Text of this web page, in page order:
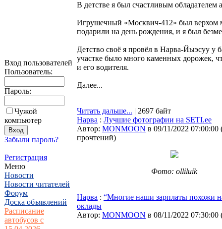
Вход пользователей
Пользователь:
Пароль:
Чужой
компьютер
Забыли пароль?
Регистрация
Меню
Новости
Новости читателей
Форум
Доска объявлений
Расписание
автобусов с
В детстве я был счастливым обладателем
Игрушечный «Москвич-412» был верхом
подарили на день рождения, и я был
Детство своё я провёл в Нарва-Йыэсуу
участке было много каменных дорожек,
и его водителя.
Далее...
Читать дальше... | 2697 байт
Нарва : Лучшие фотографии на SETI.ee
Автор: MONMOON в 09/11/2022 07:00:00
прочтений)
Фото: olliluik
Нарва : “Многие наши зарплаты похожи
оклады
Автор: MONMOON в 08/11/2022 07:30:00